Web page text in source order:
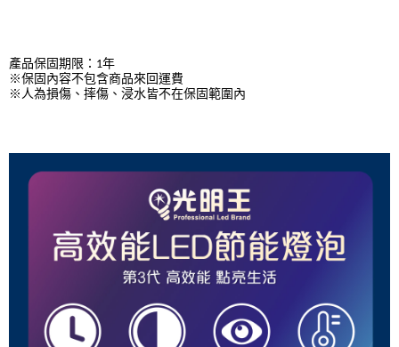
產品保固期限：1年
※保固內容不包含商品來回運費
※人為損傷、摔傷、浸水皆不在保固範圍內